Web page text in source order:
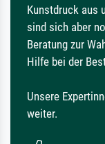
Kunstdruck aus
sind sich aber
Beratung zur
Hilfe bei der
Unsere
weiter.